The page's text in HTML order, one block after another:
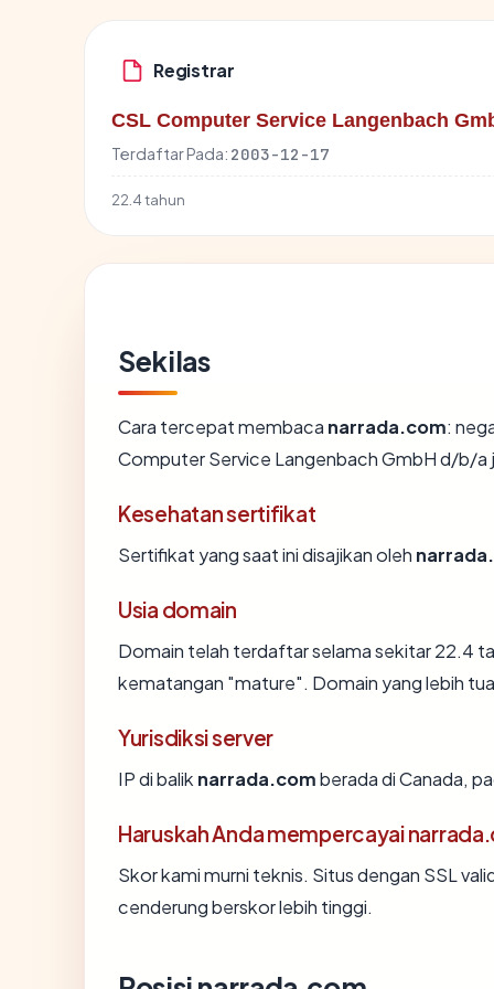
Registrar
CSL Computer Service Langenbach
Terdaftar Pada: 2003-12-17
22.4 tahun
Sekilas
Cara tercepat membaca narrada.com:
Computer Service Langenbach GmbH d/b/
Kesehatan sertifikat
Sertifikat yang saat ini disajikan oleh
Usia domain
Domain telah terdaftar selama sekitar 22.4
kematangan "mature". Domain yang lebih
Yurisdiksi server
IP di balik narrada.comberada di Canada,
Haruskah Anda mempercayai
Skor kami murni teknis. Situs dengan SSL
cenderung berskor lebih tinggi.